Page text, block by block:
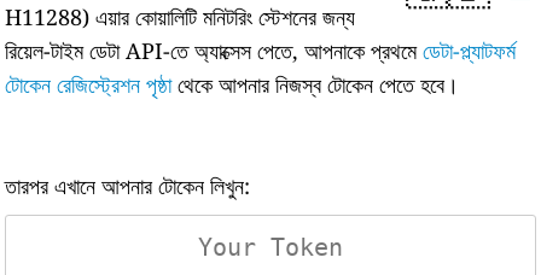
H11288) এয়ার কোয়ালিটি মনিটরিং স্টেশনের জন্য
রিয়েল-টাইম ডেটা API-তে অ্যাক্সেস পেতে, আপনাকে প্রথমেডেটা-প্ল্যাটফর্ম
টোকেন রেজিস্ট্রেশন পৃষ্ঠাথেকে আপনার নিজস্ব টোকেন পেতে হবে।
তারপর এখানে আপনার টোকেন লিখুন: